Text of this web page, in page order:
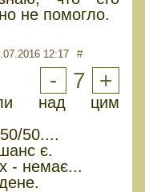
не помогло.
12:17 #
- 7 +
над цим
50....
є.
- немає...